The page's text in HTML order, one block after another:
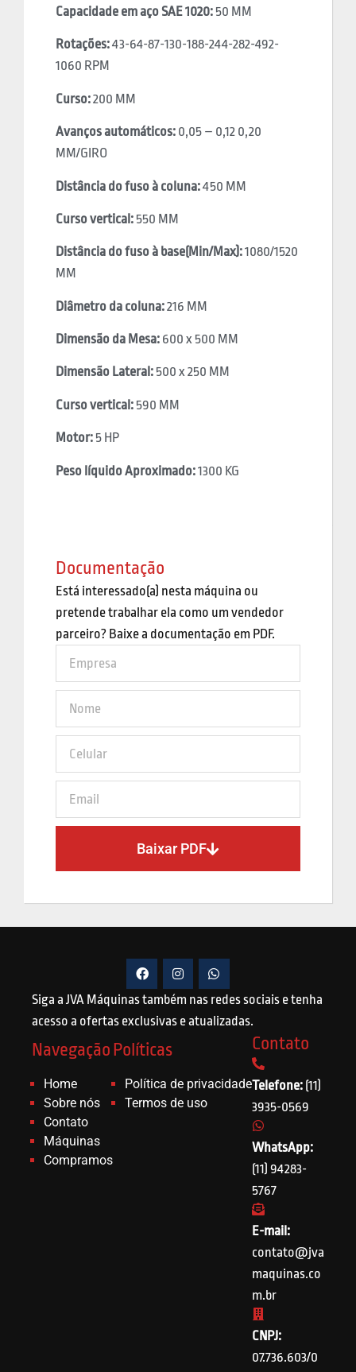
Capacidade em aço SAE 1020: 50 MM
Rotações:43-64-87-130-188-244-282-492-
1060 RPM
Curso:200 MM
Avanços automáticos: 0,05 – 0,12 0,20
MM/GIRO
Distância do fuso à coluna:450 MM
Curso vertical: 550 MM
Distância do fuso à base(Min/Max):1080/1520
MM
Diâmetro da coluna:216 MM
Dimensão da Mesa: 600 x 500 MM
Dimensão Lateral: 500 x 250 MM
Curso vertical: 590 MM
Motor: 5 HP
Peso líquido Aproximado:1300 KG
Documentação
Está interessado(a) nesta máquina ou
pretende trabalhar ela como um vendedor
parceiro? Baixe a documentação em PDF.
Baixar PDF
Siga a JVA Máquinas também nas redes sociais e tenha
acesso a ofertas exclusivas e atualizadas.
Navegação
Home
Sobre nós
Contato
Máquinas
Compramos
Políticas
Política de privacidade
Termos de uso
Contato
Telefone: (11)
3935-0569
WhatsApp:
(11) 94283-
5767
E-mail:
contato@jva
maquinas.co
m.br
CNPJ:
07.736.603/0